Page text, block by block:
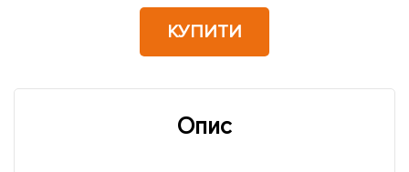
КУПИТИ
Опис